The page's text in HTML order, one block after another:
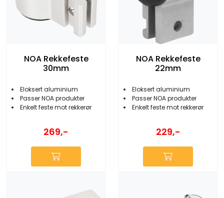
NOA Rekkefeste
30mm
Eloksert aluminium
Passer NOA produkter
Enkelt feste mot rekkerør
269,-
NOA Rekkefeste
22mm
Eloksert aluminium
Passer NOA produkter
Enkelt feste mot rekkerør
229,-